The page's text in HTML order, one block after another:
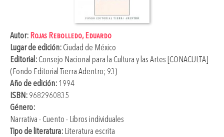
Autor: Rojas Rebolledo, Eduardo
Lugar de edición:Ciudad de México
Editorial:Consejo Nacional para la Cultura y las Artes [CONACULTA]
(Fondo Editorial Tierra Adentro; 93)
Año de edición: 1994
ISBN: 9682960835
Género:
Narrativa - Cuento - Libros individuales
Tipo de literatura: Literatura escrita